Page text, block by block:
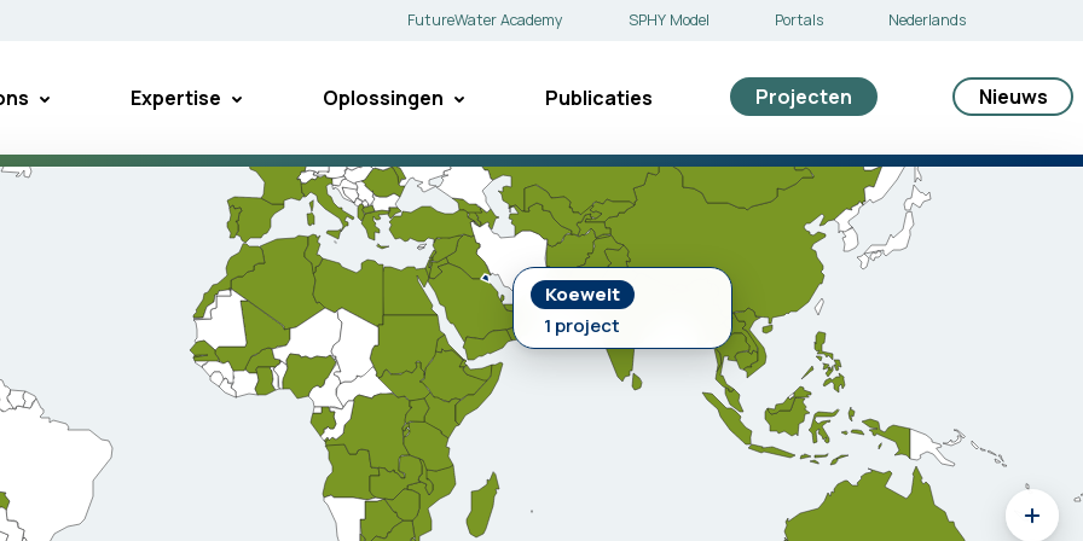
FutureWater Academy SPHY Model Portals Nederlands
Expertise Oplossingen Publicaties Projecten Nieuws
Koeweit
1 project